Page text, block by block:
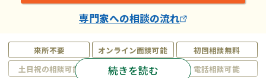
来所不要 オンライン面談可能
初回相談無料
土日祝の相談可能
19時以降電話可能
電話相談可能
続きを読む
専門家への相談の流れ